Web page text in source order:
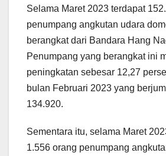
Selama Maret 2023 terdapat
penumpang angkutan udara
berangkat dari Bandara Hang
Penumpang yang berangkat ini
peningkatan sebesar 12,27
bulan Februari 2023 yang
134.920.
Sementara itu, selama Maret
1.556 orang penumpang